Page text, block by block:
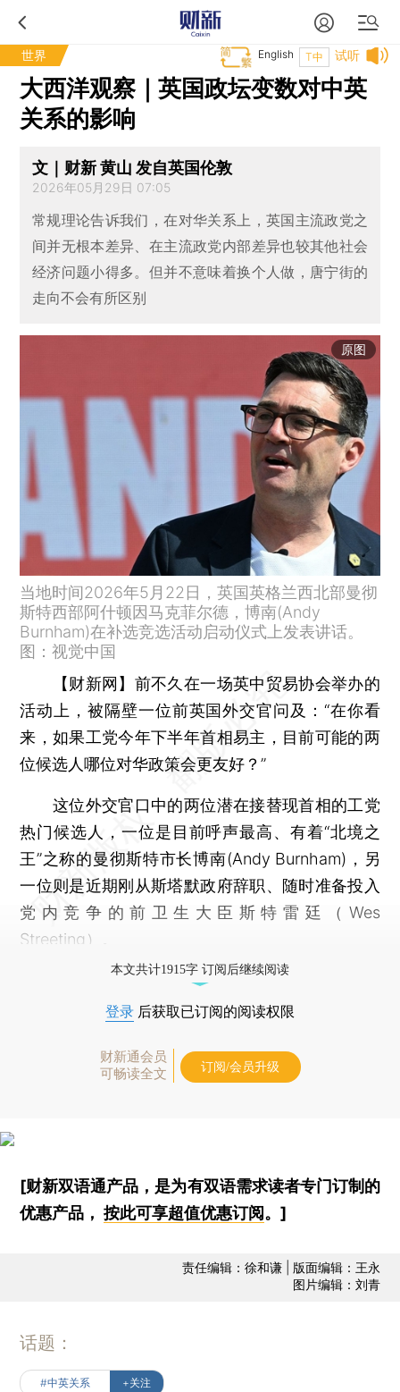
世界 试听
T中
English
大西洋观察｜英国政坛变数对中英
关系的影响
文｜财新 黄山 发自英国伦敦
2026年05月29日 07:05
常规理论告诉我们，在对华关系上，英国主流政党之
间并无根本差异、在主流政党内部差异也较其他社会
经济问题小得多。但并不意味着换个人做，唐宁街的
走向不会有所区别
原图
当地时间2026年5月22日，英国英格兰西北部曼彻
斯特西部阿什顿因马克菲尔德，博南(Andy
Burnham)在补选竞选活动启动仪式上发表讲话。
图：视觉中国
【财新网】 前不久在一场英中贸易协会举办的
活动上，被隔壁一位前英国外交官问及：“在你看
来，如果工党今年下半年首相易主，目前可能的两
位候选人哪位对华政策会更友好？”
这位外交官口中的两位潜在接替现首相的工党
热门候选人，一位是目前呼声最高、有着“北境之
王”之称的曼彻斯特市长博南(Andy Burnham)，另
一位则是近期刚从斯塔默政府辞职、随时准备投入
党内竞争的前卫生大臣斯特雷廷（Wes
Streeting）。
本文共计1915字 订阅后继续阅读
登录 后获取已订阅的阅读权限
财新通会员
可畅读全文
订阅/会员升级
[财新双语通产品，是为有双语需求读者专门订制的
优惠产品，按此可享超值优惠订阅。]
责任编辑：徐和谦 | 版面编辑：王永
图片编辑：刘青
话题：
#中英关系 +关注